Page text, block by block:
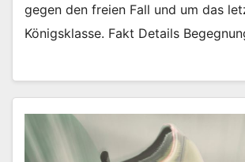
gegen den freien Fall und um das
Königsklasse. Fakt Details